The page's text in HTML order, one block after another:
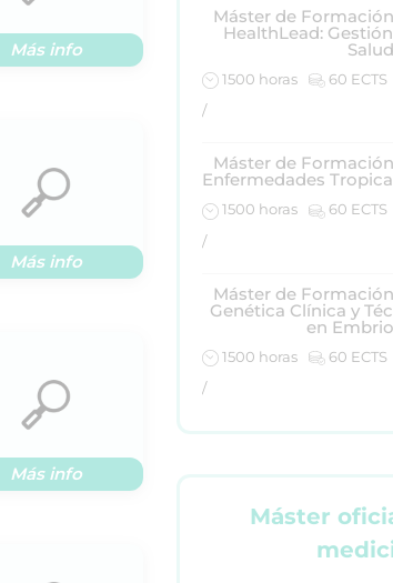
Más info
Más info
Más info
Máster de
HealthLead:
Salud
1500 horas
60 ECTS
/
Máster de
Enfermedades
1500 horas
60 ECTS
/
Máster de
Genética Clínica y
en
1500 horas
60 ECTS
/
Máster